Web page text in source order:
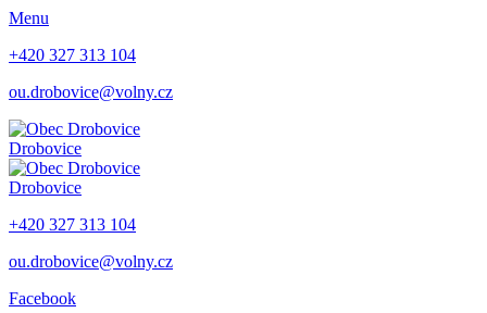
Menu
+420 327 313 104
ou.drobovice@volny.cz
Drobovice
Drobovice
+420 327 313 104
ou.drobovice@volny.cz
Facebook